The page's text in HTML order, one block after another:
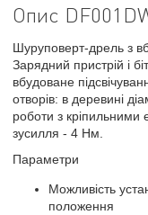
Опис
Шуруповерт-дрель з
Зарядний пристрій і
вбудоване
отворів: в деревині
роботи з
зусилля - 4 Нм.
Параметри
Можливість
положення